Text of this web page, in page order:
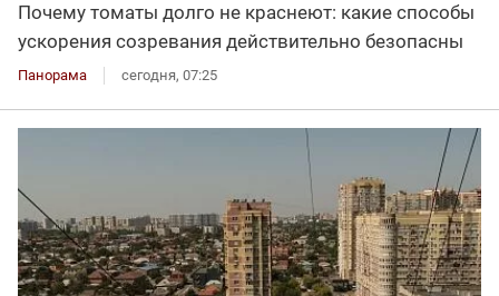
Почему томаты долго не краснеют: какие способы
ускорения созревания действительно безопасны
Панорама сегодня, 07:25